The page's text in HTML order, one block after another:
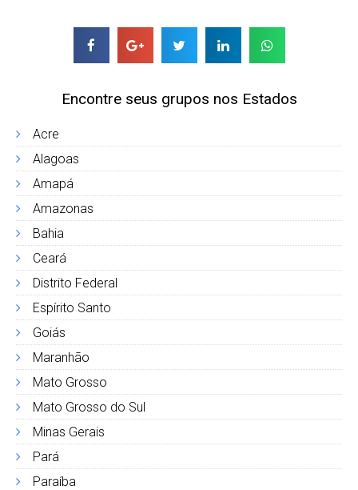
Encontre seus grupos nos Estados
Acre
Alagoas
Amapá
Amazonas
Bahia
Ceará
Distrito Federal
Espírito Santo
Goiás
Maranhão
Mato Grosso
Mato Grosso do Sul
Minas Gerais
Pará
Paraíba